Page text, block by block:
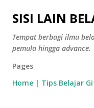
SISI LAIN
Tempat berbagi ilmu
pemula hingga advance.
Pages
Home | Tips Belajar